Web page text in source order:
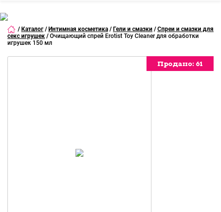
/ Каталог / Интимная косметика / Гели и смазки / Спреи и смазки для
секс игрушек / Очищающий спрей Erotist Toy Cleaner для обработки
игрушек 150 мл
Продано: 61
Продано: 61
Продано: 61
Продано: 61
Продано: 61
Продано: 61
Продано: 61
Продано: 61
Продано: 61